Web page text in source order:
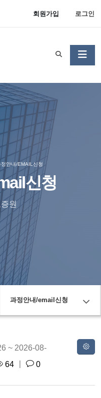
회원가입 로그인
신청
원
정안내/EMAIL신청
과정안내/email신청
~ 2026-08-
64 0